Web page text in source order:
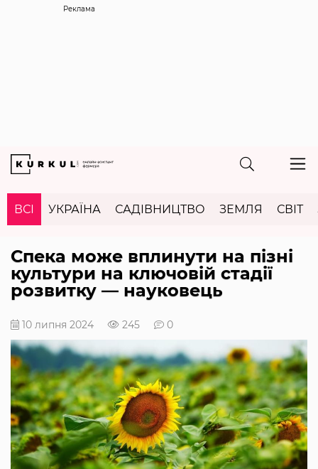
Реклама
ВСІ УКРАЇНА САДІВНИЦТВО ЗЕМЛЯ СВІТ
Спека може вплинути на пізні
культури на ключовій стадії
розвитку — науковець
10 липня 2024 245 0